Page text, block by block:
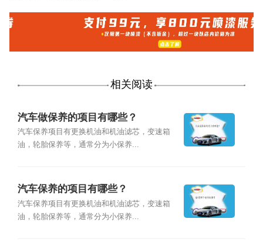
相关阅读
汽车做保养的项目有哪些？
汽车保养项目有更换机油和机油滤芯，变速箱
油，轮胎保养等，通常分为小保养...
汽车保养的项目有哪些？
汽车保养项目有更换机油和机油滤芯，变速箱
油，轮胎保养等，通常分为小保养...